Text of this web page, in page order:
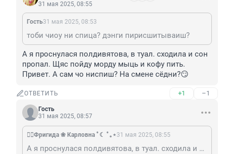
31 мая 2025, 08:55
Гость31 мая 2025, 08:53
тоби чиоу ни спица? дэнги пирисшитываиш?
А я проснулася полдивятова, в туал. сходила и сон
пропал. Щяс пойду морду мыць и кофу пить.
Привет. А сам чо ниспиш? На смене сёдни?😏
ОТВЕТИТЬ +1 –1
Гость
31 мая 2025, 08:57
❤️‍🔥Фригида ❀ Карловна ﾟ☾ ﾟ｡⋆31 мая 2025, 08:55
А я проснулася полдивятова, в туал. сходила и сон пропал. Щяс пойду морду мыць и кофу пить. Привет. А сам чо ниспиш? На смене сёдни?😏